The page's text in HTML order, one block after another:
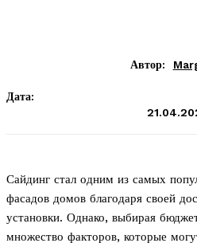
Автор:
Дата:
Сайдинг стал одним из самых
фасадов домов благодаря своей
установки. Однако, выбирая
множество факторов, которые